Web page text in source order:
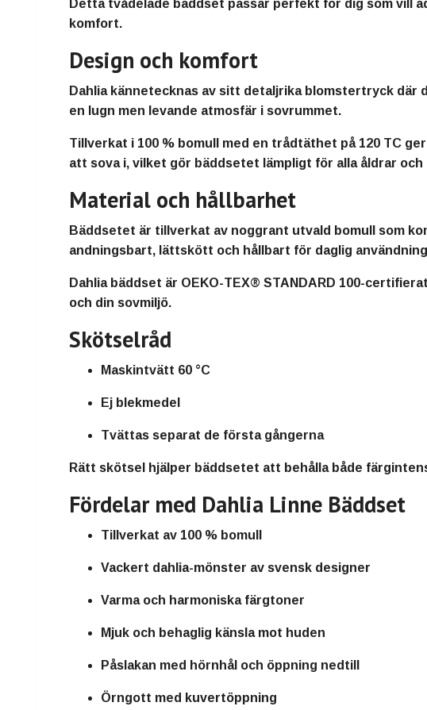
Detta tvådelade bäddset passar perfekt för dig som vill
komfort.
Design och komfort
Dahlia kännetecknas av sitt detaljrika blomstertryck där
en lugn men levande atmosfär i sovrummet.
Tillverkat i 100 % bomull med en trådtäthet på 120 TC
att sova i, vilket gör bäddsetet lämpligt för alla åldrar
Material och hållbarhet
Bäddsetet är tillverkat av noggrant utvald bomull som
andningsbart, lättskött och hållbart för daglig
Dahlia bäddset är OEKO-TEX® STANDARD 100-certifierat
och din sovmiljö.
Skötselråd
Maskintvätt 60 °C
Ej blekmedel
Tvättas separat de första gångerna
Rätt skötsel hjälper bäddsetet att behålla både
Fördelar med Dahlia Linne Bäddset
Tillverkat av 100 % bomull
Vackert dahlia-mönster av svensk designer
Varma och harmoniska färgtoner
Mjuk och behaglig känsla mot huden
Påslakan med hörnhål och öppning nedtill
Örngott med kuvertöppning